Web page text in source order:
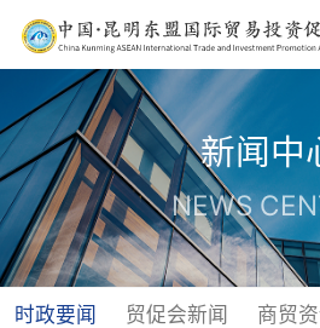
新闻中
NEWS
时政要闻 贸促会新闻 商贸